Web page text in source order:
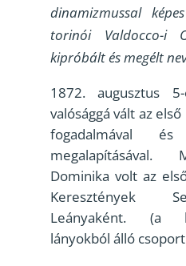
dinamizmussal
torinói Valdocco-i
kipróbált és megélt
augusztus
valósággá vált az
fogadalmával
megalapításával.
Dominika volt az
Keresztények
Leányaként. (a
lányokból álló